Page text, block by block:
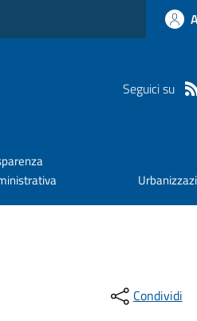
Seguici su
Condividi